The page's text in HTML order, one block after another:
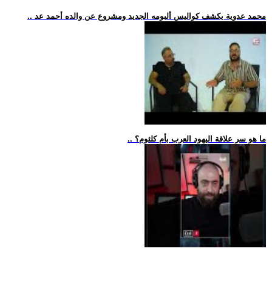
.. محمد عدوية يكشف كواليس ألبومه الجديد ومشروع عن والده أحمد عد
.. ما هو سر علاقة اليهود العرب بأم كلثوم؟